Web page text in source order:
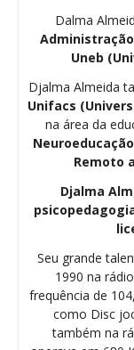
Dalma
Uneb
Djalma Almeida
Unifacs
na área da
Remoto
Djalma
Seu grande
1990 na
frequência de
como Disc
também na